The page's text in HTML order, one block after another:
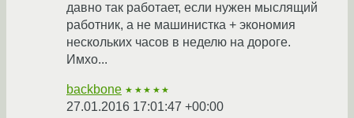
давно так работает, если нужен мыслящий
работник, а не машинистка + экономия
нескольких часов в неделю на дороге.
Имхо...
backbone ★★★★★
27.01.2016 17:01:47 +00:00